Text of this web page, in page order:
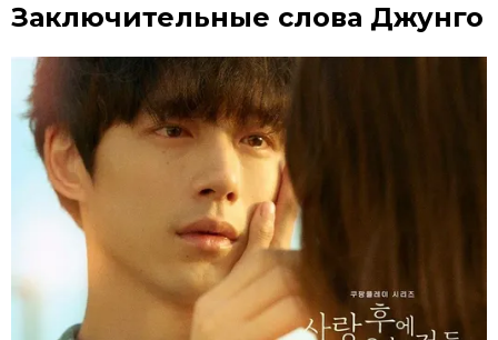
Заключительные слова Джунго